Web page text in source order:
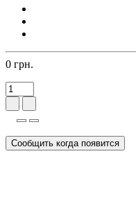
0 грн.
Сообщить когда появится